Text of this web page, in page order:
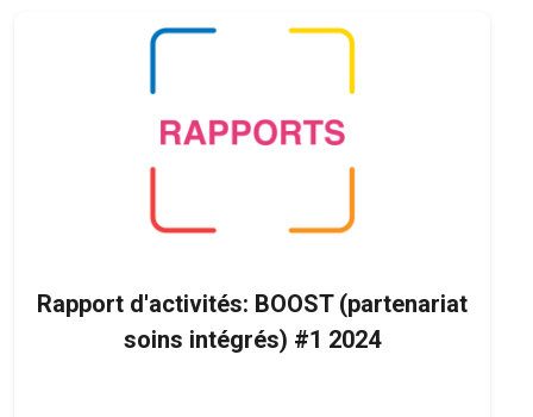
Rapport d'activités: BOOST (partenariat
soins intégrés) #1 2024